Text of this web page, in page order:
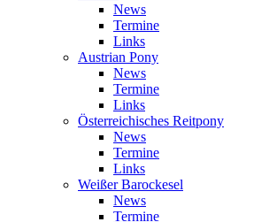
News
Termine
Links
Austrian Pony
News
Termine
Links
Österreichisches Reitpony
News
Termine
Links
Weißer Barockesel
News
Termine